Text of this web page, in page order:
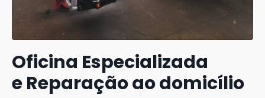
Oficina Especializada
e Reparação ao domicílio